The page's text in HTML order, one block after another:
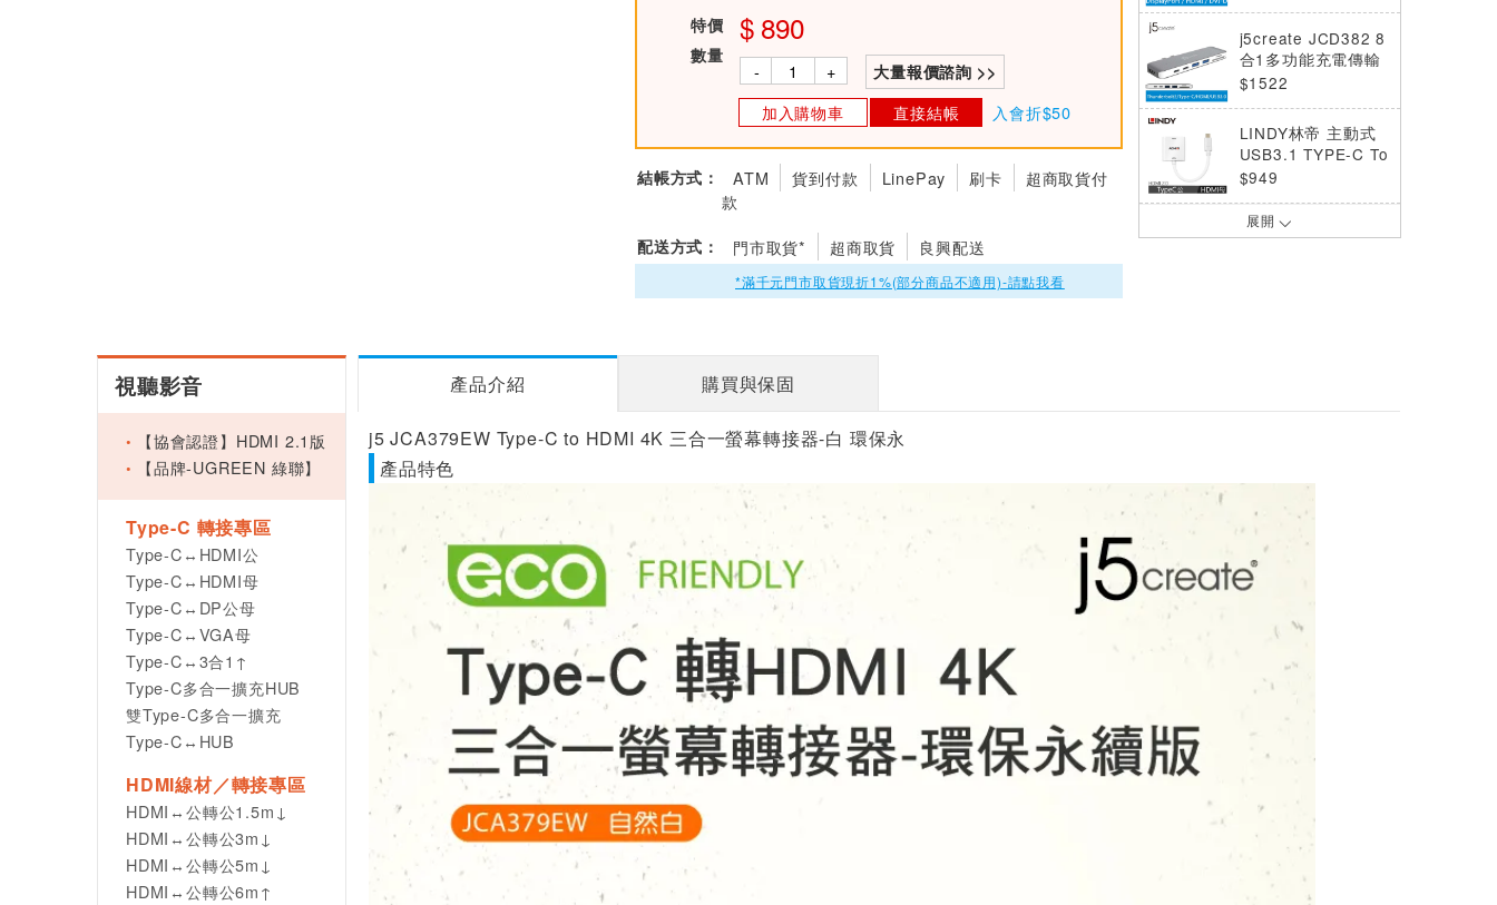
特價 890
數量
- + 大量報價諮詢 >>
加入購物車 直接結帳 入會折$50
結帳方式： ATM 貨到付款 LinePay 刷卡
超商取貨付
款
配送方式： 門市取貨* 超商取貨 良興配送
*滿千元門市取貨現折1%(部分商品不適用)-請點我看
j5create JCD382 8
合1多功能充電傳輸
轉接器
$1522
LINDY林帝 主動式
USB3.1 TYPE-C To
HDMI2.0 4K/60HZ
$949
j5 JCA164 USB-C
j5create JCA379 T
j5create JCA175 U
SB-C to VGA+4K H
DMI 4合1螢幕轉接
器
$990
SB-C 13合一多功能
展開
視聽影音
【協會認證】HDMI 2.1版
【品牌-UGREEN 綠聯】
Type-C 轉接專區
Type-C↔HDMI公
Type-C↔HDMI母
Type-C↔DP公母
Type-C↔VGA母
Type-C↔3合1↑
Type-C多合一擴充HUB
雙Type-C多合一擴充
Type-C↔HUB
HDMI線材／轉接專區
HDMI↔公轉公1.5m↓
HDMI↔公轉公3m↓
HDMI↔公轉公5m↓
HDMI↔公轉公6m↑
產品介紹 購買與保固
j5 JCA379EW Type-C to HDMI 4K 三合一螢幕轉接器-白 環保永
產品特色